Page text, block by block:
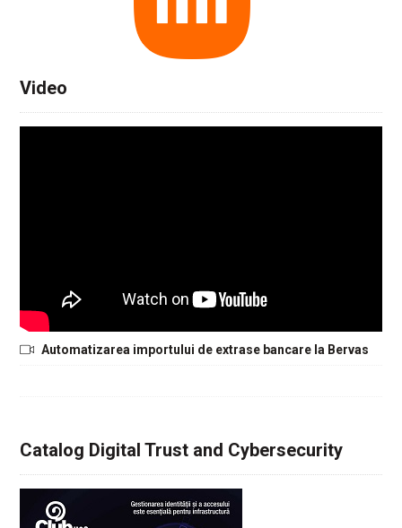
Video
Automatizarea importului de extrase bancare la Bervas
Catalog Digital Trust and Cybersecurity